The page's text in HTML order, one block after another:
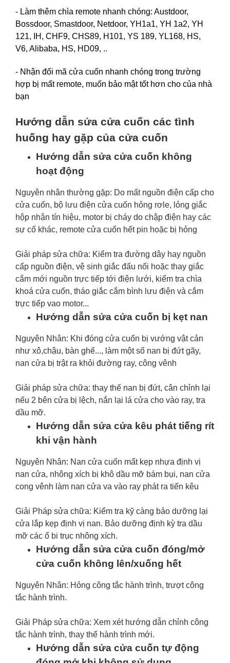
- Làm thêm chìa remote nhanh chóng: Austdoor,
Bossdoor, Smastdoor, Netdoor, YH1a1, YH 1a2, YH
121, IH, CHF9, CHS89, H101, YS 189, YL168, HS,
V6, Alibaba, HS, HD09, ..
- Nhận đổi mã cửa cuốn nhanh chóng trong trường
hợp bị mất remote, muốn bảo mật tốt hơn cho của nhà
bạn
Hướng dẫn sửa cửa cuốn các tình
huống hay gặp của cửa cuốn
Hướng dẫn sửa cửa cuốn không
hoạt động
Nguyên nhân thường gặp: Do mất nguồn điện cấp cho
cửa cuốn, bộ lưu điện cửa cuốn hỏng rơle, lỏng giắc
hộp nhận tín hiệu, motor bị cháy do chập điện hay các
sự cố khác, remote cửa cuốn hết pin hoặc bị hỏng
Giải pháp sửa chữa: Kiểm tra đường dây hay nguồn
cấp nguồn điện, vệ sinh giắc đấu nối hoặc thay giắc
cắm mới nguồn trực tiếp tới điện lưới, kiểm tra chìa
khoá cửa cuốn, tháo giắc cắm bình lưu điện và cắm
trực tiếp vao motor...
Hướng dẫn sửa cửa cuốn bị kẹt nan
Nguyên Nhân: Khi đóng cửa cuốn bị vướng vật cản
như xô,chậu, bàn ghế..., làm một số nan bị đứt gãy,
nan cửa bị trật ra khỏi đường ray, công vênh
Giải pháp sửa chữa: thay thế nan bị đứt, cân chỉnh lại
nếu 2 bên cửa bị lệch, nắn lại lá cửa cho vào ray, tra
dầu mỡ.
Hướng dẫn sửa cửa kêu phát tiếng rít
khi vận hành
Nguyên Nhân: Nan cửa cuốn mất kẹp nhựa định vị
nan cửa, nhông xích bị khô dầu mỡ bám bụi, nan cửa
cong vênh làm nan cửa va vào ray phát ra tiến kêu
Giải Pháp sửa chữa: Kiểm tra kỹ càng bảo dưỡng lại
cửa lắp kẹp định vị nan. Bảo dưỡng định kỳ tra dầu
mỡ các ổ bi trục nhông xích.
Hướng dẫn sửa cửa cuốn đóng/mở
cửa cuốn không lên/xuống hết
Nguyên Nhân: Hỏng công tắc hành trình, trượt công
tắc hành trình.
Giải Pháp sửa chữa: Xem xét hướng dẫn chỉnh công
tắc hành trình, thay thế hành trình mới.
Hướng dẫn sửa cửa cuốn tự động